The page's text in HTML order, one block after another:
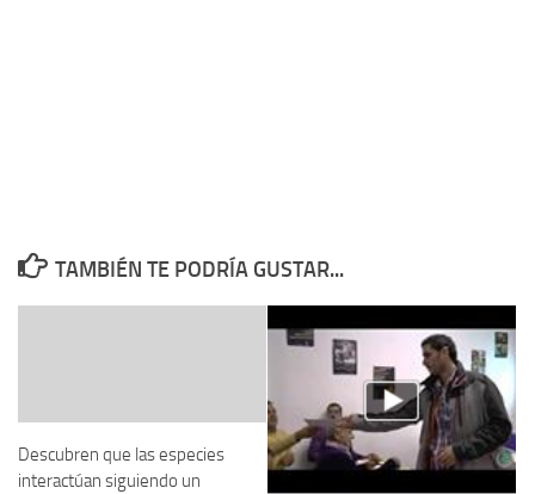
TAMBIÉN TE PODRÍA GUSTAR...
Descubren que las especies
interactúan siguiendo un